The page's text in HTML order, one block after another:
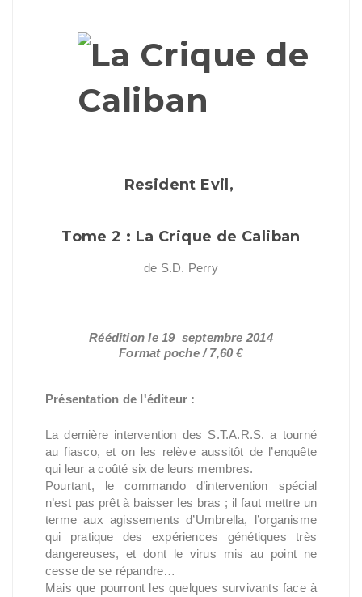
Resident Evil,
Tome 2 : La Crique de Caliban
de S.D. Perry
Réédition le 19 septembre 2014
Format poche / 7,60 €
Présentation de l'éditeur :
La dernière intervention des S.T.A.R.S. a tourné
au fiasco, et on les relève aussitôt de l’enquête
qui leur a coûté six de leurs membres.
Pourtant, le commando d’intervention spécial
n’est pas prêt à baisser les bras ; il faut mettre un
terme aux agissements d’Umbrella, l’organisme
qui pratique des expériences génétiques très
dangereuses, et dont le virus mis au point ne
cesse de se répandre…
Mais que pourront les quelques survivants face à